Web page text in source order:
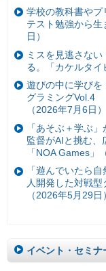
学校の教科書や
テスト勉強から
日）
ミスを見逃さな
る。「カケルタイ
遊びの中に学びを
グラミングVol.4
（2026年7月6日）
「あそぶ＋学ぶ
監督がAIと挑む、
「NOA Games」
「遊んでいたら
人開発した対戦型
（2026年5月29日）
イベント・セミ